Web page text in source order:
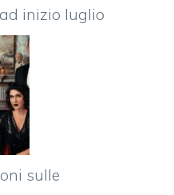
inizio luglio
sulle